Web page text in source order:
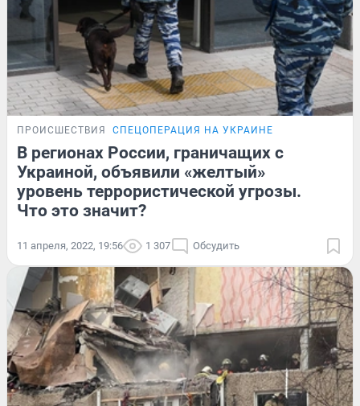
ПРОИСШЕСТВИЯ СПЕЦОПЕРАЦИЯ НА УКРАИНЕ
В регионах России, граничащих с
Украиной, объявили «желтый»
уровень террористической угрозы.
Что это значит?
11 апреля, 2022, 19:56 1 307 Обсудить